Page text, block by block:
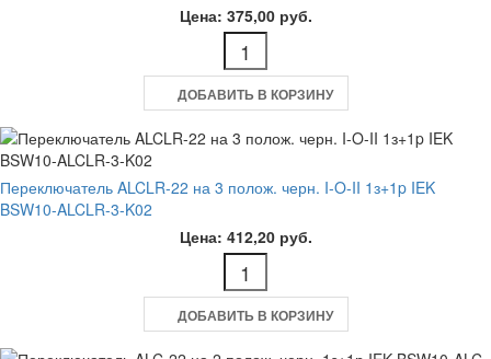
Цена: 375,00 руб.
ДОБАВИТЬ В КОРЗИНУ
Переключатель ALCLR-22 на 3 полож. черн. I-O-II 1з+1p IEK
BSW10-ALCLR-3-K02
Цена: 412,20 руб.
ДОБАВИТЬ В КОРЗИНУ